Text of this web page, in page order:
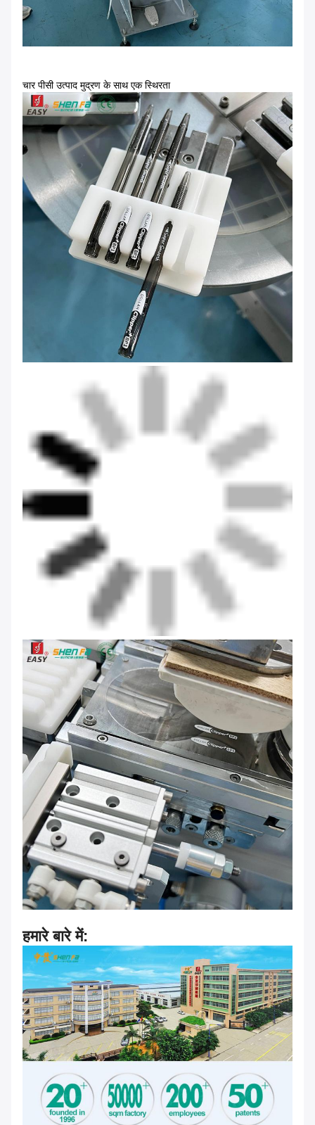
चार पीसी उत्पाद मुद्रण के साथ एक स्थिरता
हमारे बारे में: